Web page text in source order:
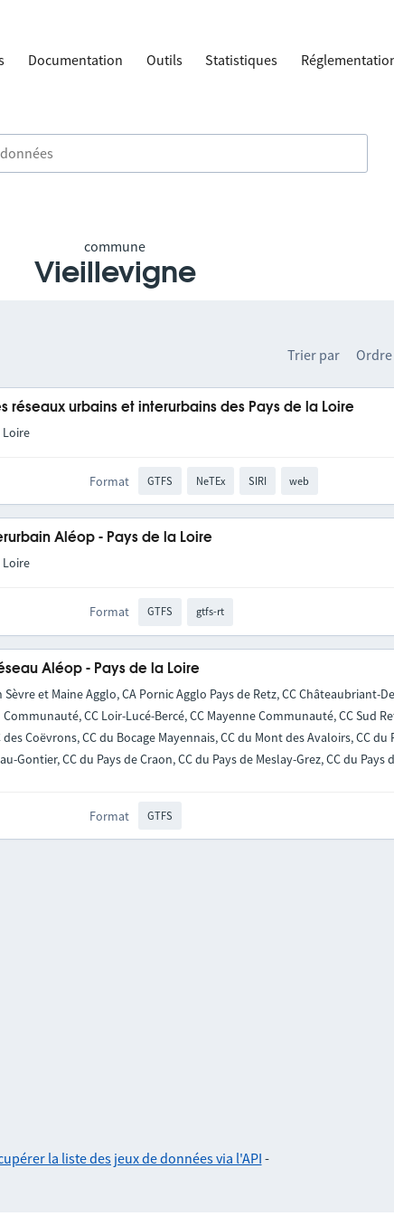
Documentation Outils Statistiques
commune
Vieillevigne
Trier par
réseaux urbains et interurbains des Pays de la Loire
Loire
Format GTFS NeTEx SIRI web
Aléop - Pays de la Loire
Loire
Format GTFS gtfs-rt
Aléop - Pays de la Loire
Sèvre et Maine Agglo, CA Pornic Agglo Pays de Retz, CC Châteaubriant-
Communauté, CC Loir-Lucé-Bercé, CC Mayenne Communauté, CC Sud
des Coëvrons, CC du Bocage Mayennais, CC du Mont des Avaloirs, CC du
Gontier, CC du Pays de Craon, CC du Pays de Meslay-Grez, CC du
Format GTFS
la liste des jeux de données via l'API -